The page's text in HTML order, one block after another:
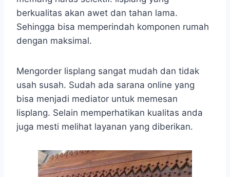
berkualitas akan awet dan tahan lama.
Sehingga bisa memperindah komponen rumah
dengan maksimal.
Mengorder lisplang sangat mudah dan tidak
usah susah. Sudah ada sarana online yang
bisa menjadi mediator untuk memesan
lisplang. Selain memperhatikan kualitas anda
juga mesti melihat layanan yang diberikan.